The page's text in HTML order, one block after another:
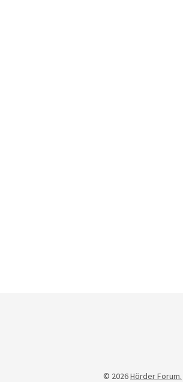
© 2026Hörder Forum.